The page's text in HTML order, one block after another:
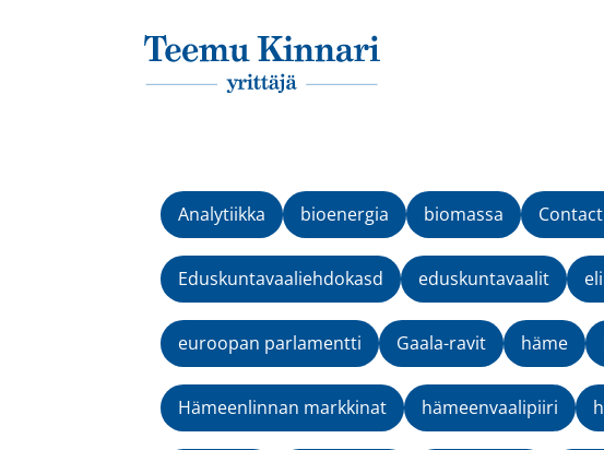
Päävalikko
Analytiikka bioenergia biomassa
Eduskuntavaaliehdokasd eduskuntavaalit
euroopan parlamentti Gaala-ravit häme
Hämeenlinnan markkinat hämeenvaalipiiri